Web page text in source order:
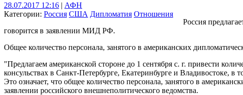
28.07.2017 12:16 | АФН
Категории: Россия США Дипломатия Отношения
Россия
говорится в заявлении МИД РФ.
Общее количество персонала, занятого в американских
"Предлагаем американской стороне до 1 сентября с. г. привести
консульствах в Санкт-Петербурге, Екатеринбурге и Владивостоке,
Это означает, что общее количество персонала, занятого в
заявлении российского внешнеполитического ведомства.